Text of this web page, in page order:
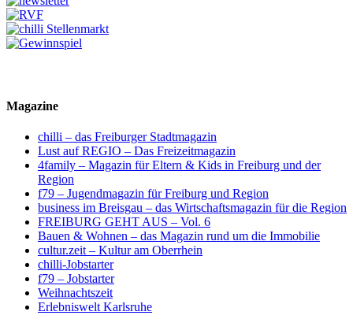
Magazine
chilli – das Freiburger Stadtmagazin
Lust auf REGIO – Das Freizeitmagazin
4family – Magazin für Eltern & Kids in Freiburg und der
Region
f79 – Jugendmagazin für Freiburg und Region
business im Breisgau – das Wirtschaftsmagazin für die Region
FREIBURG GEHT AUS – Vol. 6
Bauen & Wohnen – das Magazin rund um die Immobilie
cultur.zeit – Kultur am Oberrhein
chilli-Jobstarter
f79 – Jobstarter
Weihnachtszeit
Erlebniswelt Karlsruhe